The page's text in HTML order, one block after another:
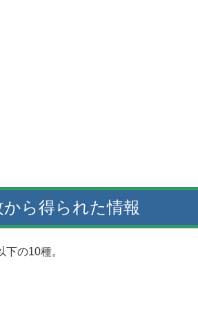
ら得られた情報
の10種。